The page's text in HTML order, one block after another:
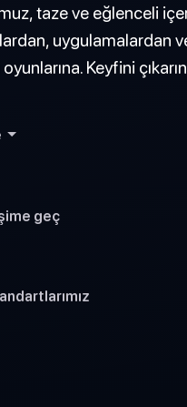
taze ve eğlenceli
uygulamalardan
Keyfini
geç